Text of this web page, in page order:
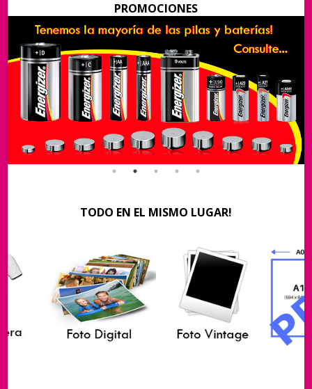
PROMOCIONES
TODO EN EL MISMO LUGAR!